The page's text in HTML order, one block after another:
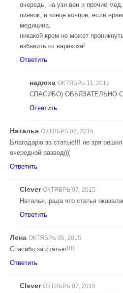
очередь, на узи вен и прочие
пиявок, в конце концов, если
медицина.
никакой крем не может
избавить от варикоза!
Ответить
надюха ОКТЯБРЬ 11, 2015
СПАСИБО) ОБЬЯЗАТЕЛЬНО
Ответить
Наталья ОКТЯБРЬ 05, 2015
Благодарю за статью!!! не зря
очередной развод(((
Ответить
Clever ОКТЯБРЬ 07, 2015
Наталья, рада что статья
Ответить
Лена ОКТЯБРЬ 05, 2015
Спасибо за статью!!!!
Ответить
Clever ОКТЯБРЬ 07, 2015